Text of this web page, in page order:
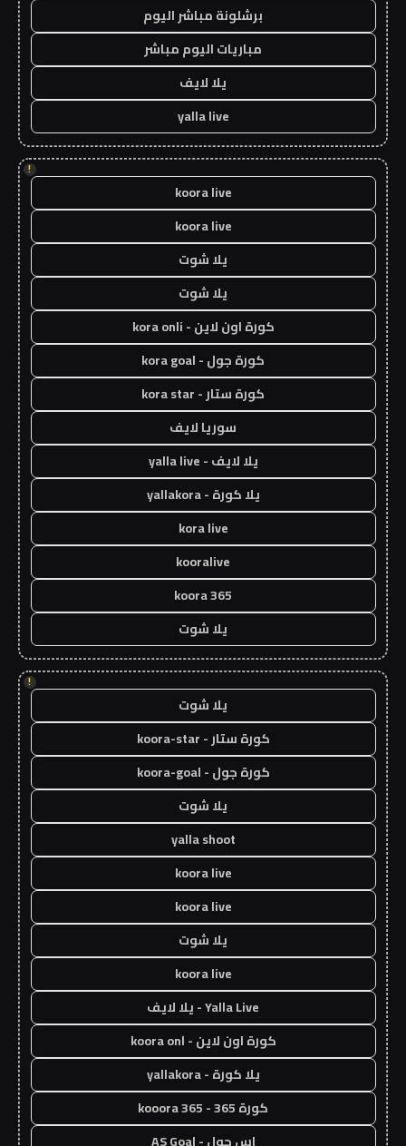
برشلونة مباشر اليوم
مباريات اليوم مباشر
يلا لايف
yalla live
!
koora live
koora live
يلا شوت
يلا شوت
كورة اون لاين - kora onli
كورة جول - kora goal
كورة ستار - kora star
سوريا لايف
يلا لايف - yalla live
يلا كورة - yallakora
kora live
kooralive
koora 365
يلا شوت
!
يلا شوت
كورة ستار - koora-star
كورة جول - koora-goal
يلا شوت
yalla shoot
koora live
koora live
يلا شوت
koora live
Yalla Live - يلا لايف
كورة اون لاين - koora onl
يلا كورة - yallakora
كورة 365 - kooora 365
اس جول - AS Goal